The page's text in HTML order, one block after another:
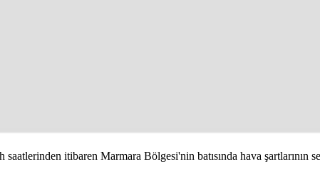
itibaren Marmara Bölgesi'nin batısında hava şartlarının